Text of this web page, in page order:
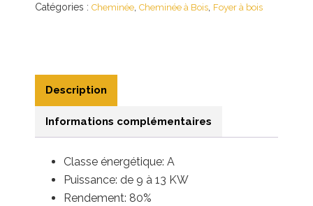
Catégories : Cheminée Cheminée à Bois Foyer à bois
Description
Informations complémentaires
Classe énergétique: A
Puissance: de 9 à 13 KW
Rendement: 80%